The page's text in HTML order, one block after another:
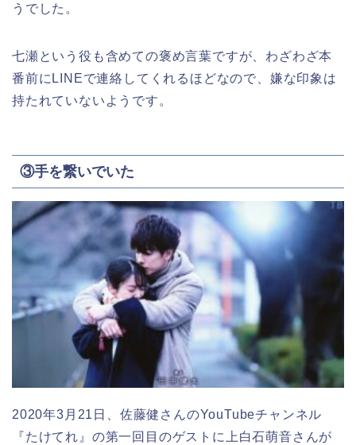
うでした。
七瀬という役も含めての褒め言葉ですが、わざわざ本
番前にLINEで連絡してくれるほどなので、嫌な印象は
持たれていないようです。
③手を繋いでいた
2020年3月21日、佐藤健さんのYouTubeチャンネル
『たけてれ』の第一回目のゲストに上白石萌音さんが